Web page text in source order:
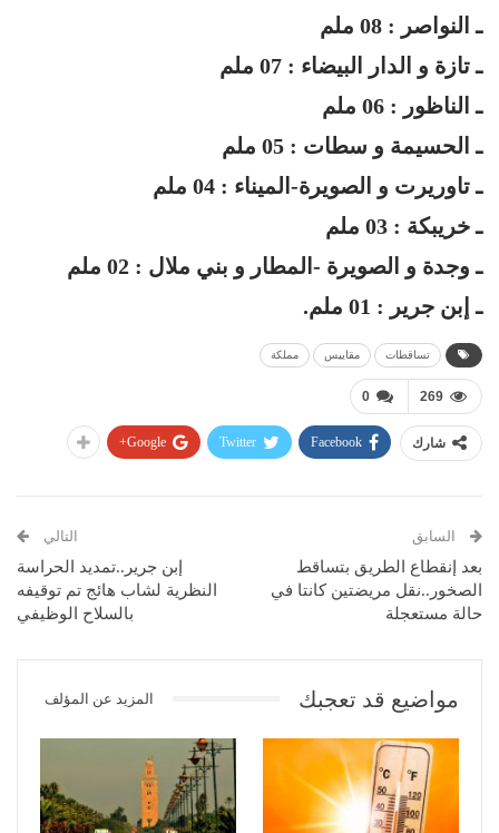
ـ النواصر : 08 ملم
ـ تازة و الدار البيضاء : 07 ملم
ـ الناظور : 06 ملم
ـ الحسيمة و سطات : 05 ملم
ـ تاوريرت و الصويرة-الميناء : 04 ملم
ـ خريبكة : 03 ملم
ـ وجدة و الصويرة -المطار و بني ملال : 02 ملم
ـ إبن جرير : 01 ملم.
تساقطات مقاييس مملكة
0 269
شارك Facebook
Twitter
Google+
السابق
بعد إنقطاع الطريق بتساقط
الصخور..نقل مريضتين كانتا في
حالة مستعجلة
التالي
إبن جرير..تمديد الحراسة
النظرية لشاب هائج تم توقيفه
بالسلاح الوظيفي
مواضيع قد تعجبك المزيد عن المؤلف